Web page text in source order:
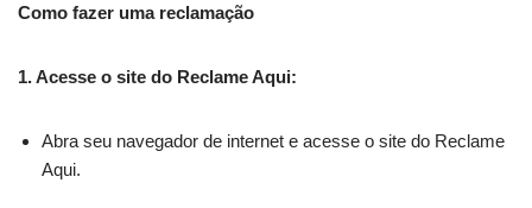
Como fazer uma reclamação
1. Acesse o site do Reclame Aqui:
Abra seu navegador de internet e acesse o site do Reclame
Aqui.